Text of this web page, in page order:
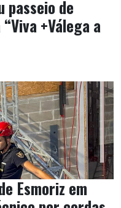
passeio de
+Válega a
Esmoriz em